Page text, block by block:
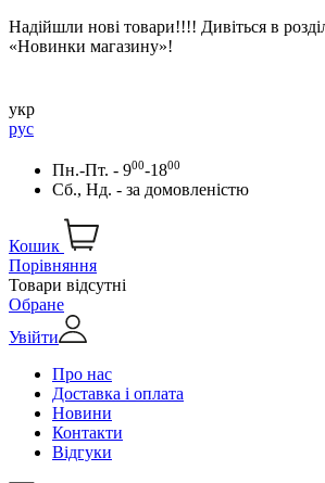
Надійшли нові товари!!!! Дивіться в
«Новинки магазину»!
укр
рус
Пн.-Пт. - 900-1800
Сб., Нд. - за домовленістю
Кошик
Порівняння
Товари відсутні
Обране
Увійти
Про нас
Доставка і оплата
Новини
Контакти
Відгуки